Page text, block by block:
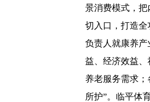
景消费模式，
切入口，打造
负责人就康养
益、经济效益
养老服务需求
所护”。临平体